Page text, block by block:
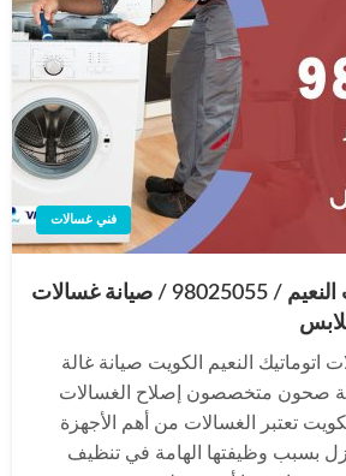
فني غسالات
فني تصليح غسالات النعيم / 98025055 / صيانة غسالات
اتوماتيك النعيم الكويت صيانة غالة
صحون متخصصون إصلاح الغسالات
تعتبر الغسالات من أهم الأجهزة
بسبب وظيفتها الهامة في تنظيف